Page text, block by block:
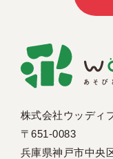
株式会社ウッディ
〒651-0083
兵庫県神戸市中央